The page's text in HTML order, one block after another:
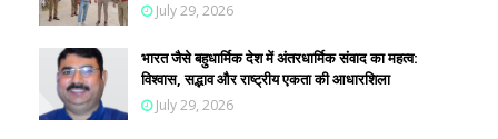
July 29, 2026
भारत जैसे बहुधार्मिक देश में अंतरधार्मिक संवाद का महत्व:
विश्वास, सद्भाव और राष्ट्रीय एकता की आधारशिला
July 29, 2026